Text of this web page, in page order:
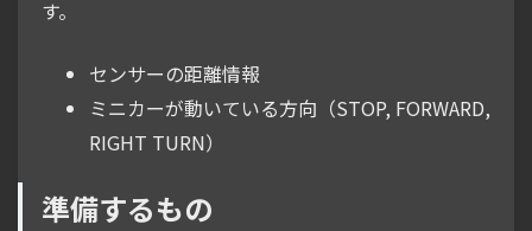
す。
センサーの距離情報
ミニカーが動いている方向（STOP, FORWARD,
RIGHT TURN）
準備するもの